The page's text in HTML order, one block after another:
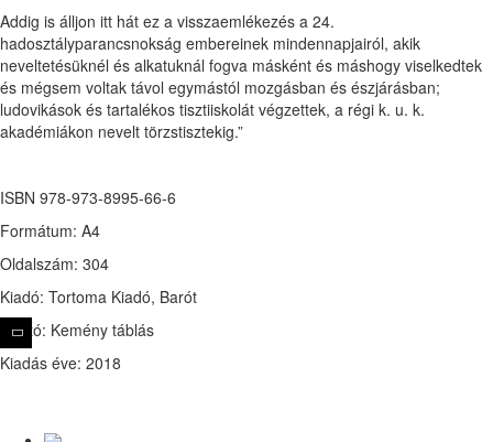
Addig is álljon itt hát ez a visszaemlékezés a 24.
hadosztályparancsnokság embereinek mindennapjairól, akik
neveltetésüknél és alkatuknál fogva másként és máshogy viselkedtek
és mégsem voltak távol egymástól mozgásban és észjárásban;
ludovikások és tartalékos tisztiiskolát végzettek, a régi k. u. k.
akadémiákon nevelt törzstisztekig.”
ISBN 978-973-8995-66-6
Formátum: A4
Oldalszám: 304
Kiadó: Tortoma Kiadó, Barót
Borító: Kemény táblás
Kiadás éve: 2018